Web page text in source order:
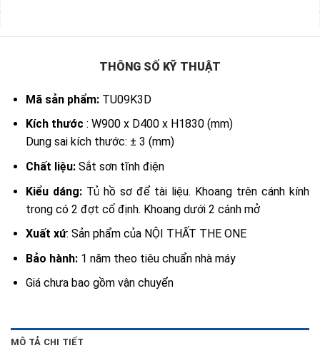
THÔNG SỐ KỸ THUẬT
Mã sản phẩm:TU09K3D
Kích thước: W900 x D400 x H1830 (mm)
Dung sai kích thước: ± 3 (mm)
Chất liệu:Sắt sơn tĩnh điện
Kiểu dáng:Tủ hồ sơ để tài liệu. Khoang trên cánh kính
trong có 2 đợt cố định. Khoang dưới 2 cánh mở
Xuất xứ: Sản phẩm của NỘI THẤT THE ONE
Bảo hành:1 năm theo tiêu chuẩn nhà máy
Giá chưa bao gồm vận chuyển
MÔ TẢ CHI TIẾT